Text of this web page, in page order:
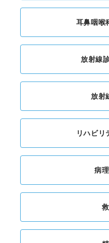
耳鼻咽喉
放射線
放射
リハビリ
病